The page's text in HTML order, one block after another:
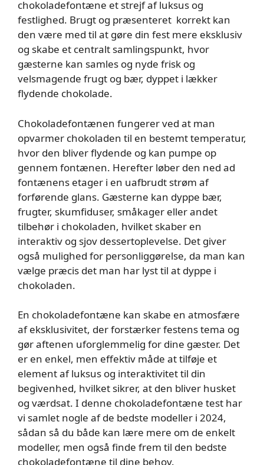
chokoladefontæne et strejf af luksus og
festlighed. Brugt og præsenteret korrekt kan
den være med til at gøre din fest mere eksklusiv
og skabe et centralt samlingspunkt, hvor
gæsterne kan samles og nyde frisk og
velsmagende frugt og bær, dyppet i lækker
flydende chokolade.
Chokoladefontænen fungerer ved at man
opvarmer chokoladen til en bestemt temperatur,
hvor den bliver flydende og kan pumpe op
gennem fontænen. Herefter løber den ned ad
fontænens etager i en uafbrudt strøm af
forførende glans. Gæsterne kan dyppe bær,
frugter, skumfiduser, småkager eller andet
tilbehør i chokoladen, hvilket skaber en
interaktiv og sjov dessertoplevelse. Det giver
også mulighed for personliggørelse, da man kan
vælge præcis det man har lyst til at dyppe i
chokoladen.
En chokoladefontæne kan skabe en atmosfære
af eksklusivitet, der forstærker festens tema og
gør aftenen uforglemmelig for dine gæster. Det
er en enkel, men effektiv måde at tilføje et
element af luksus og interaktivitet til din
begivenhed, hvilket sikrer, at den bliver husket
og værdsat. I denne chokoladefontæne test har
vi samlet nogle af de bedste modeller i 2024,
sådan så du både kan lære mere om de enkelt
modeller, men også finde frem til den bedste
chokoladefontæne til dine behov.